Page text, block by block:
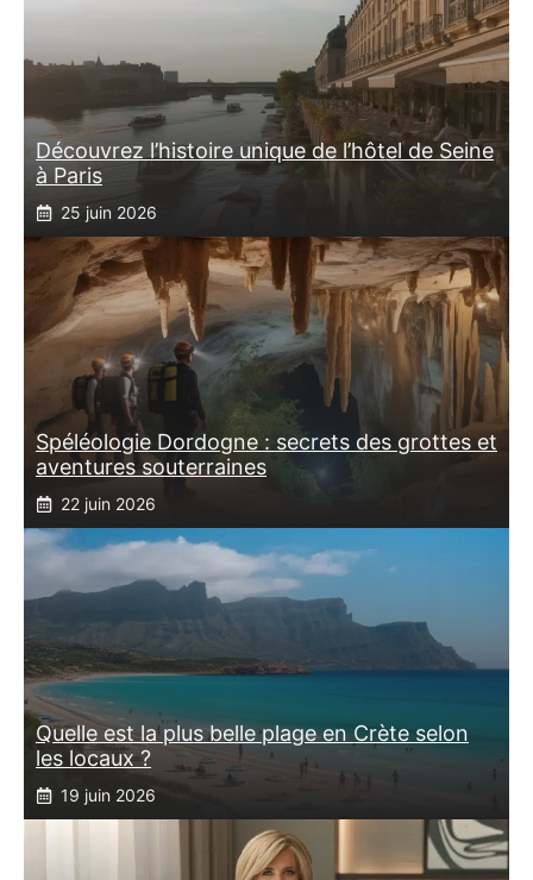
Découvrez l’histoire unique de l’hôtel de Seine
à Paris
25 juin 2026
Spéléologie Dordogne : secrets des grottes et
aventures souterraines
22 juin 2026
Quelle est la plus belle plage en Crète selon
les locaux ?
19 juin 2026